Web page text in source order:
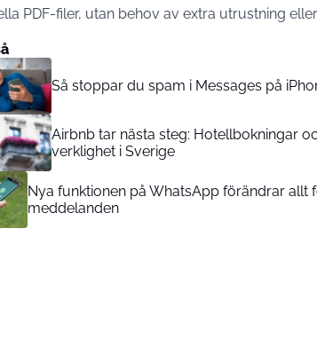
PDF-filer, utan behov av extra utrustning
Så stoppar du spam i Messages på
Airbnb tar nästa steg: Hotellbokningar
verklighet i Sverige
Nya funktionen på WhatsApp förändrar allt
meddelanden